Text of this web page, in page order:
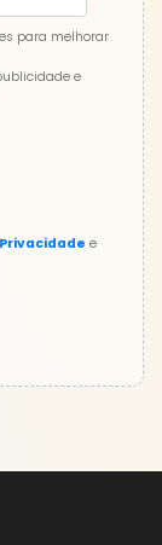
para melhorar
e
e